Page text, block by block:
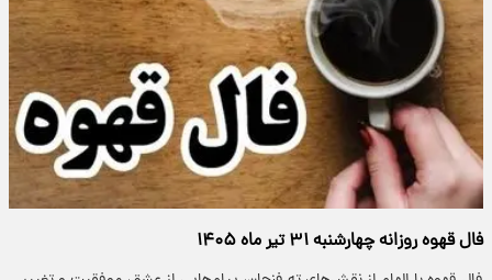
فال قهوه روزانه چهارشنبه ۳۱ تیر ماه ۱۴۰۵